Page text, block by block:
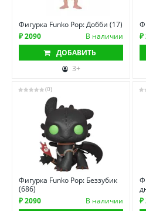
Фигурка Funko Pop: Добби (17)
₽ 2090
В наличии
ДОБАВИТЬ
3+
₽
(0)
Фигурка Funko Pop: Беззубик
(686)
₽ 2090
В наличии
₽